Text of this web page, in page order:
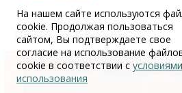
Прямым Текстом
На нашем сайте используются
cookie. Продолжая пользоваться
сайтом, Вы подтверждаете свое
согласие на использование
cookie в соответствии с
использования